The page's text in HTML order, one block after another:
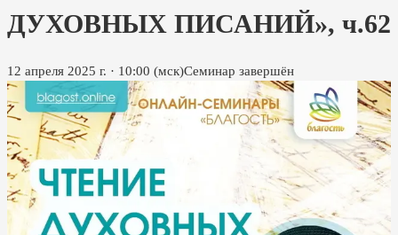
ДУХОВНЫХ ПИСАНИЙ», ч.62
12 апреля 2025 г. · 10:00 (мск)Семинар завершён